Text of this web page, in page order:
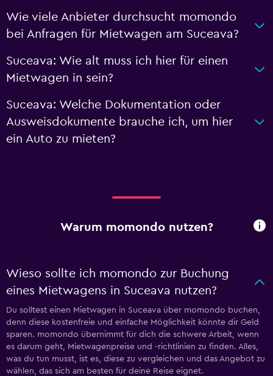
Wie viele Anbieter durchsucht momondo
bei Anfragen für Mietwagen am Suceava?
Suceava: Wie alt muss ich hier für einen
Mietwagen in sein?
Suceava: Welche Dokumentation oder
Ausweisdokumente brauche ich, um hier
ein Auto zu mieten?
Warum momondo nutzen?
Wieso sollte ich momondo zur Buchung
eines Mietwagens in Suceava nutzen?
Du solltest einen Mietwagen in Suceava über momondo buchen,
denn diese kostenfreie und einfache Möglichkeit könnte dir Geld
sparen. momondo übernimmt für dich die schwere Arbeit, wenn
es darum geht, Mietwagenpreise und -richtlinien zu finden. Alles,
was du tun musst, ist es, diese zu vergleichen und das Angebot zu
wählen, das sich am besten für deine Reise eignet.